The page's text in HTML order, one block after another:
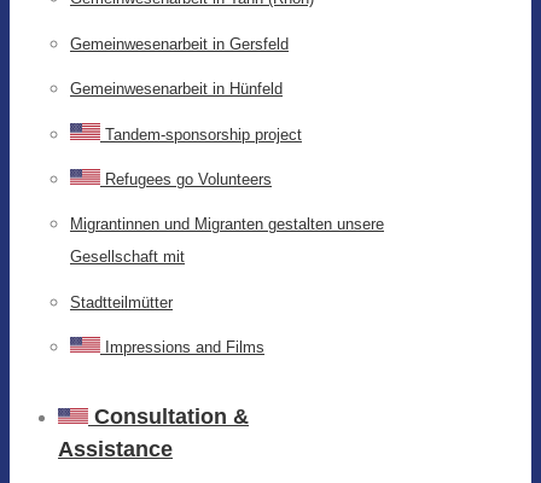
Gemeinwesenarbeit in Gersfeld
Gemeinwesenarbeit in Hünfeld
Tandem-sponsorship project
Refugees go Volunteers
Migrantinnen und Migranten gestalten unsere
Gesellschaft mit
Stadtteilmütter
Impressions and Films
Consultation &
Assistance